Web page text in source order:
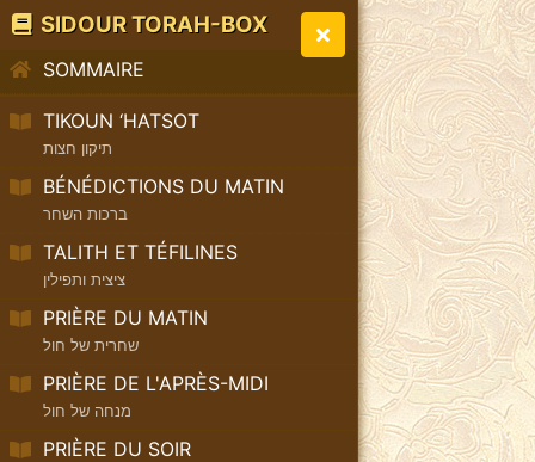
SIDOUR TORAH-BOX
SOMMAIRE
TIKOUN ‘HATSOT
תיקון חצות
BÉNÉDICTIONS DU MATIN
ברכות השחר
TALITH ET TÉFILINES
ציצית ותפילין
PRIÈRE DU MATIN
שחרית של חול
PRIÈRE DE L'APRÈS-MIDI
מנחה של חול
PRIÈRE DU SOIR